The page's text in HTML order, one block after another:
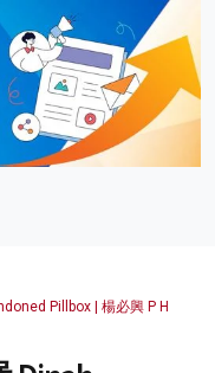
Pillbox | 楊必興 P H